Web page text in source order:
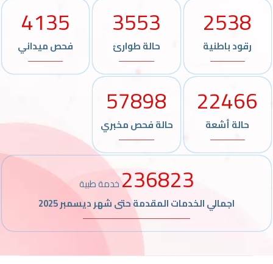
2538
رقود باطنية
3553
حالة طوارئ
4135
فحص ميداني
22466
حالة أشعة
57898
حالة فحص مخبري
236823خدمة طبية
اجمالي الخدمات المقدمة حتى شهر ديسمبر 2025